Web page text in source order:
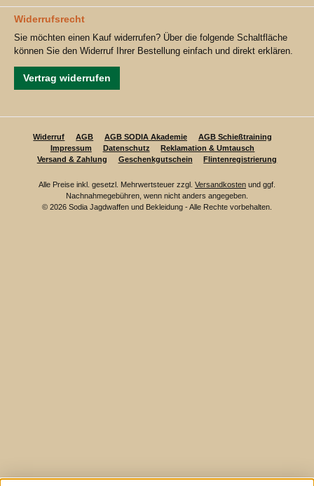
Widerrufsrecht
Sie möchten einen Kauf widerrufen? Über die folgende Schaltfläche
können Sie den Widerruf Ihrer Bestellung einfach und direkt erklären.
Vertrag widerrufen
Widerruf AGB AGB SODIA Akademie
AGB Schießtraining
Impressum
Datenschutz
Reklamation & Umtausch
Versand & Zahlung
Geschenkgutschein Flintenregistrierung
Alle Preise inkl. gesetzl. Mehrwertsteuer zzgl. Versandkosten und ggf.
Nachnahmegebühren, wenn nicht anders angegeben.
© 2026 Sodia Jagdwaffen und Bekleidung - Alle Rechte vorbehalten.